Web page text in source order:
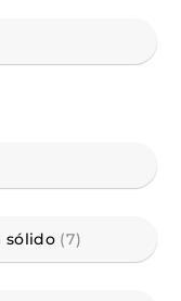
sólido (7)